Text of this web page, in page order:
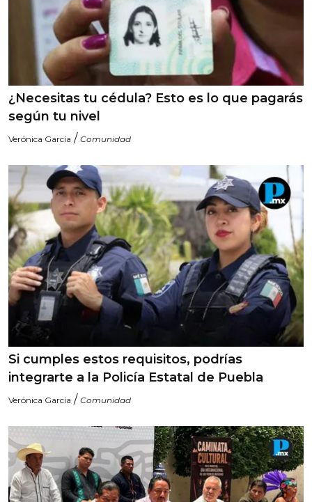
¿Necesitas tu cédula? Esto es lo que pagarás
según tu nivel
Verónica García / Comunidad
Si cumples estos requisitos, podrías
integrarte a la Policía Estatal de Puebla
Verónica García / Comunidad